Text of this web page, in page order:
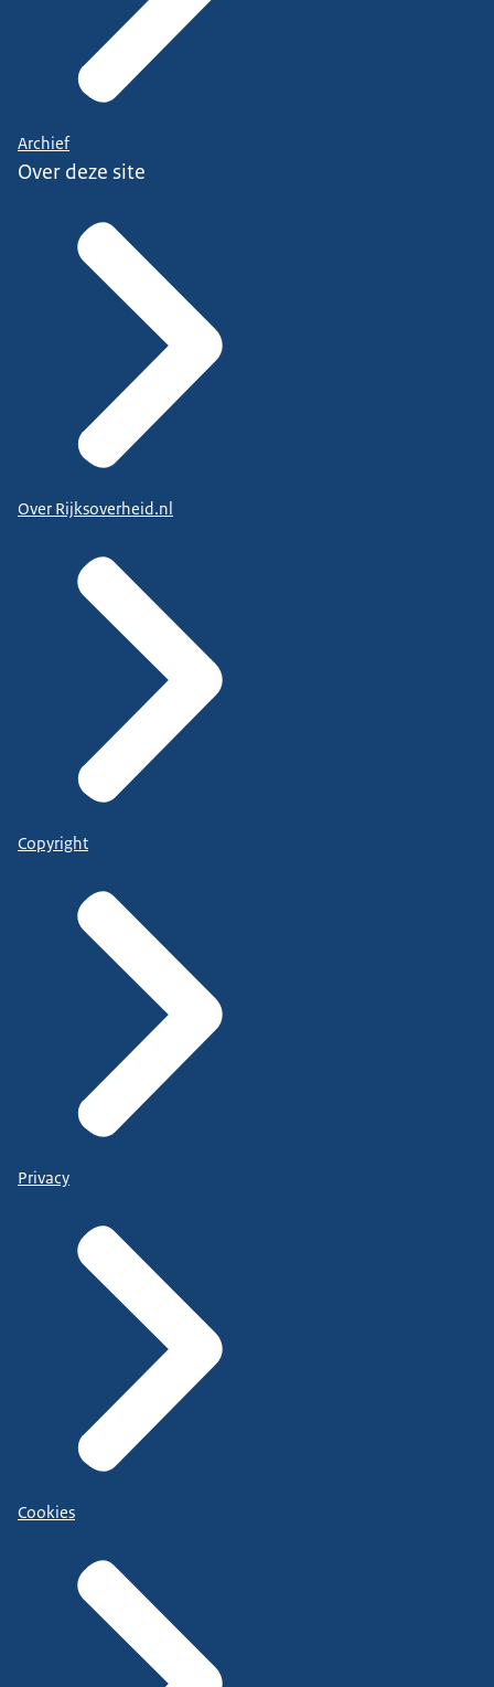
Archief
Over deze site
Over Rijksoverheid.nl
Copyright
Privacy
Cookies